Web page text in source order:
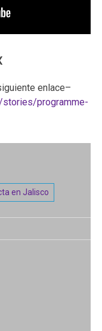
enlace–
stories/programme-
en Jalisco